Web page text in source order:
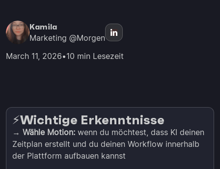
Kamila
Marketing @Morgen
March 11, 2026•10 min Lesezeit
⚡️Wichtige Erkenntnisse
→ Wähle Motion: wenn du möchtest, dass KI deinen
Zeitplan erstellt und du deinen Workflow innerhalb
der Plattform aufbauen kannst